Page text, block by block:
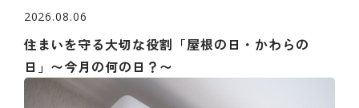
2026.08.06
住まいを守る大切な役割「屋根の日・かわらの
日」〜今月の何の日？〜